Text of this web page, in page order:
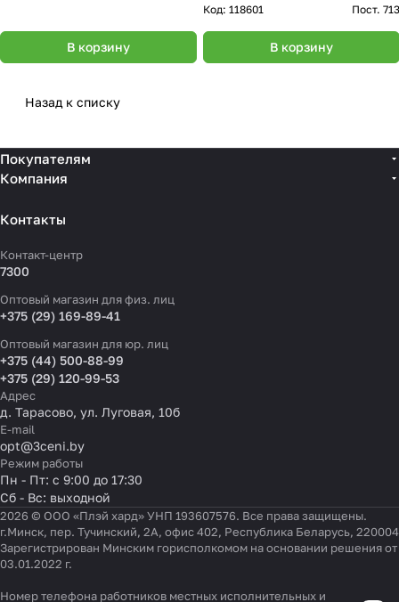
В корзину
Код: 118601 Пост. 713
В корзину
Назад к списку
Покупателям
Компания
Контакты
Контакт-центр
7300
Оптовый магазин для физ. лиц
+375 (29) 169-89-41
Оптовый магазин для юр. лиц
+375 (44) 500-88-99
+375 (29) 120-99-53
Адрес
д. Тарасово, ул. Луговая, 10б
E-mail
opt@3ceni.by
Режим работы
Пн - Пт: с 9:00 до 17:30
Сб - Вс: выходной
2026 © ООО «Плэй хард» УНП 193607576. Все права защищены.
г.Минск, пер. Тучинский, 2А, офис 402, Республика Беларусь, 220004
Зарегистрирован Минским горисполкомом на основании решения от
03.01.2022 г.
Номер телефона работников местных исполнительных и